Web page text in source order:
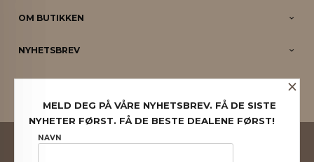
OM BUTIKKEN
NYHETSBREV
PARTNERE
FRAKT
×
MELD DEG PÅ VÅRE NYHETSBREV. FÅ DE SISTE
NYHETER FØRST. FÅ DE BESTE DEALENE FØRST!
NAVN